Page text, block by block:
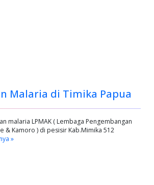
Malaria di Timika Papua
malaria LPMAK ( Lembaga Pengembangan
& Kamoro ) di pesisir Kab.Mimika 512
»